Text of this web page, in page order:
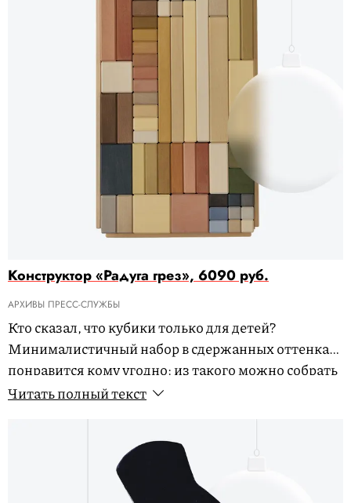
Конструктор «Радуга грез», 6090 руб.
АРХИВЫ ПРЕСС-СЛУЖБЫ
Кто сказал, что кубики только для детей?
Минималистичный набор в сдержанных оттенках
понравится кому угодно: из такого можно собрать
собственный арт-объект или даже целую серию
Читать полный текст